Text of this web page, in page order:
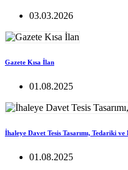
03.03.2026
Gazete Kısa İlan
01.08.2025
İhaleye Davet Tesis Tasarımı, Tedariki
01.08.2025